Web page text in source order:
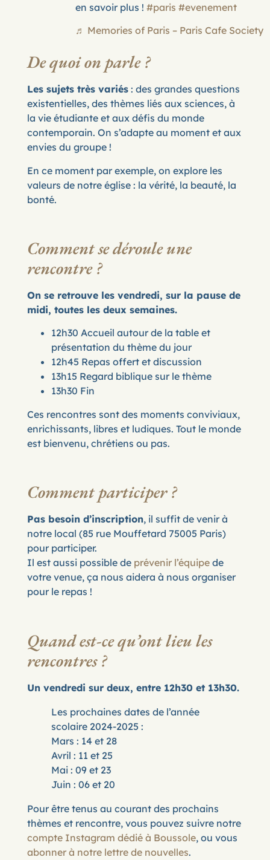
en savoir plus ! #paris #evenement
♬ Memories of Paris – Paris Cafe Society
De quoi on parle ?
Les sujets très variés: des grandes questions
existentielles, des thèmes liés aux sciences, à
la vie étudiante et aux défis du monde
contemporain. On s’adapte au moment et aux
envies du groupe !
En ce moment par exemple, on explore les
valeurs de notre église : la vérité, la beauté, la
bonté.
Comment se déroule une
rencontre ?
On se retrouve les vendredi, sur la pause de
midi, toutes les deux semaines.
12h30 Accueil autour de la table et
présentation du thème du jour
12h45 Repas offert et discussion
13h15 Regard biblique sur le thème
13h30 Fin
Ces rencontres sont des moments conviviaux,
enrichissants, libres et ludiques. Tout le monde
est bienvenu, chrétiens ou pas.
Comment participer ?
Pas besoin d’inscription, il suffit de venir à
notre local (85 rue Mouffetard 75005 Paris)
pour participer.
Il est aussi possible de prévenir l’équipede
votre venue, ça nous aidera à nous organiser
pour le repas !
Quand est-ce qu’ont lieu les
rencontres ?
Un vendredi sur deux, entre 12h30 et 13h30.
Les prochaines dates de l’année
scolaire 2024-2025 :
Mars : 14 et 28
Avril : 11 et 25
Mai : 09 et 23
Juin : 06 et 20
Pour être tenus au courant des prochains
thèmes et rencontre, vous pouvez suivre notre
compte Instagram dédié à Boussole, ou vous
abonner à notre lettre de nouvelles.